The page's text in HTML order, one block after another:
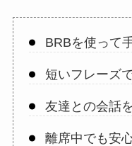
BRBを使って
短いフレーズ
友達との会話
離席中でも安